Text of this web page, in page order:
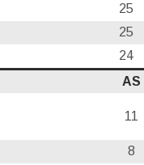
25
25
24
AS
11
8